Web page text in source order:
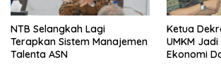
NTB Selangkah Lagi
Terapkan Sistem Manajemen
Talenta ASN
Ketua
UMKM
Ekonomi